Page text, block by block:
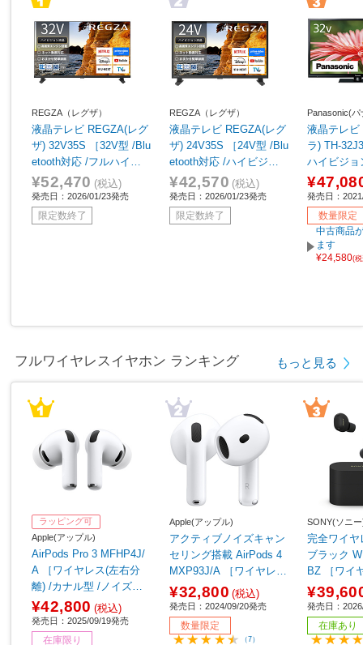
REGZA（レグザ）
液晶テレビ REGZA(レグ
ザ) 32V35S ［32V型 /Blu
etooth対応 /フルハイビ
ジョン /YouTube対応］
¥52,470 (税込)
発売日：2026/01/23発売
限定数終了
REGZA（レグザ）
液晶テレビ REGZA(レグ
ザ) 24V35S ［24V型 /Blu
etooth対応 /ハイビジョ
ン /YouTube対応］
¥42,570 (税込)
発売日：2026/01/23発売
限定数終了
Panasonic(
液晶テレ
ラ) TH-
ハイビジョ
発売日：
数量限定
中古商品
ます
¥24,580(
フルワイヤレスイヤホン ランキング もっと見る
ラッピング可
Apple(アップル)
AirPods Pro 3 MFHP4J/
A ［ワイヤレス(左右分
離) /カナル型 /ノイズキ
ャンセリング対応 /Bluet
ooth対応］
¥42,800 (税込)
発売日：2025/09/19発売
在庫限り
Apple(アップル)
アクティブノイズキャン
セリング搭載 AirPods 4
MXP93J/A ［ワイヤレス
(左右分離) /インナーイヤ
ー型 /ノイズキャンセリ
ング対応 /Bluetooth対
応］ 【sof001】
¥32,800 (税込)
発売日：2024/09/20発売
数量限定
（7）
SONY(ソニ
完全ワイ
ブラック
BZ ［ワイ
離) /カナル
ャンセリ
ooth対応］
発売日：
在庫あり